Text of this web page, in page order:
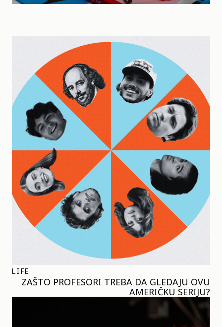
LIFE
ZAŠTO PROFESORI TREBA DA GLEDAJU OVU
AMERIČKU SERIJU?